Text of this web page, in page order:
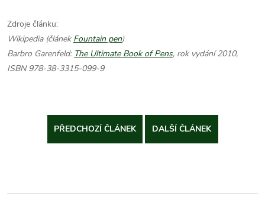
Zdroje článku:
Wikipedia (článek Fountain pen)
Barbro Garenfeld: The Ultimate Book of Pens, rok vydání 2010,
ISBN 978-38-3315-099-9
PŘEDCHOZÍ ČLÁNEK DALŠÍ ČLÁNEK